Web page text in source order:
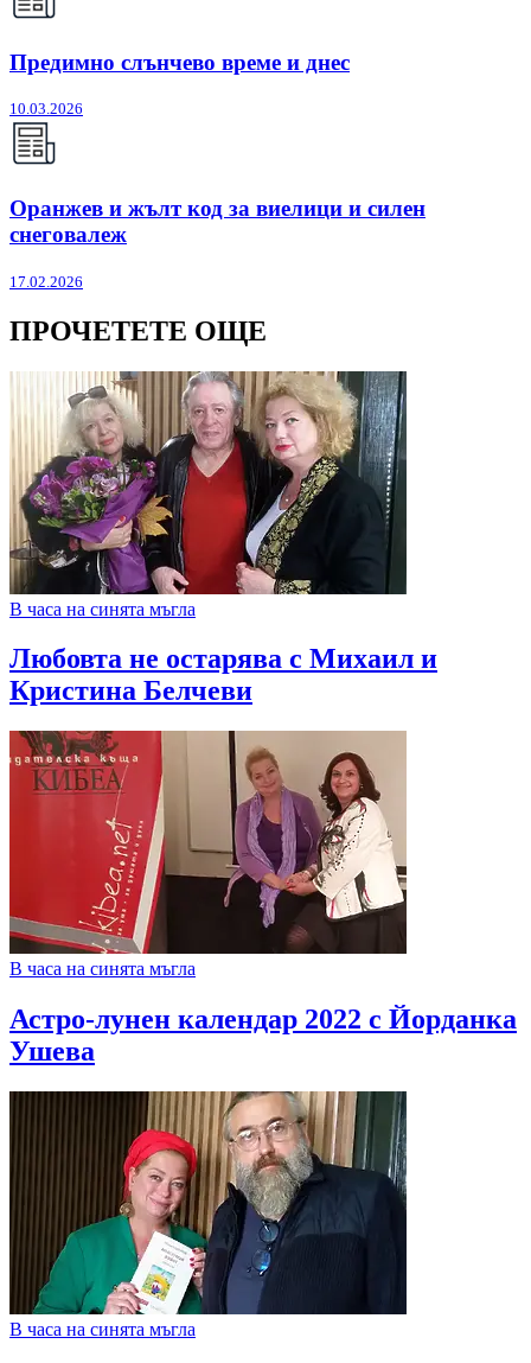
Предимно слънчево време и днес
10.03.2026
Оранжев и жълт код за виелици и силен
снеговалеж
17.02.2026
ПРОЧЕТЕТЕ ОЩЕ
В часа на синята мъгла
Любовта не остарява с Михаил и
Кристина Белчеви
В часа на синята мъгла
Астро-лунен календар 2022 с Йорданка
Ушева
В часа на синята мъгла